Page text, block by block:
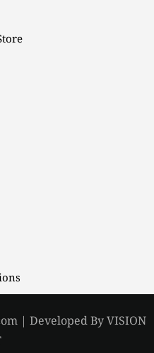
| Developed By VISION